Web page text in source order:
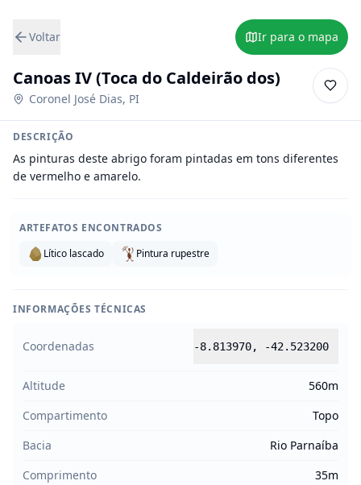
Voltar Ir para o mapa
Canoas IV (Toca do Caldeirão dos)
Coronel José Dias, PI
DESCRIÇÃO
As pinturas deste abrigo foram pintadas em tons diferentes
de vermelho e amarelo.
ARTEFATOS ENCONTRADOS
Lítico lascado
Pintura rupestre
INFORMAÇÕES TÉCNICAS
Coordenadas -8.813970, -42.523200
Altitude
560m
Compartimento
Topo
Bacia
Rio Parnaíba
Comprimento
35m